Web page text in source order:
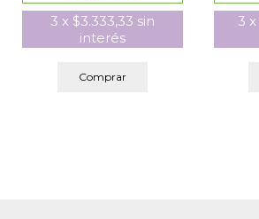
3 x $3.333,33 sin
interés
Comprar
3 x